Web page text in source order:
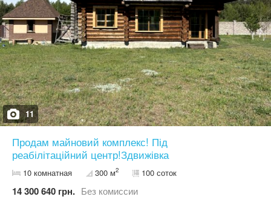
11
Продам майновий комплекс! Під
реабілітаційний центр!Здвижівка
10 комнатная 300 м2 100 соток
14 300 640 грн. Без комиссии